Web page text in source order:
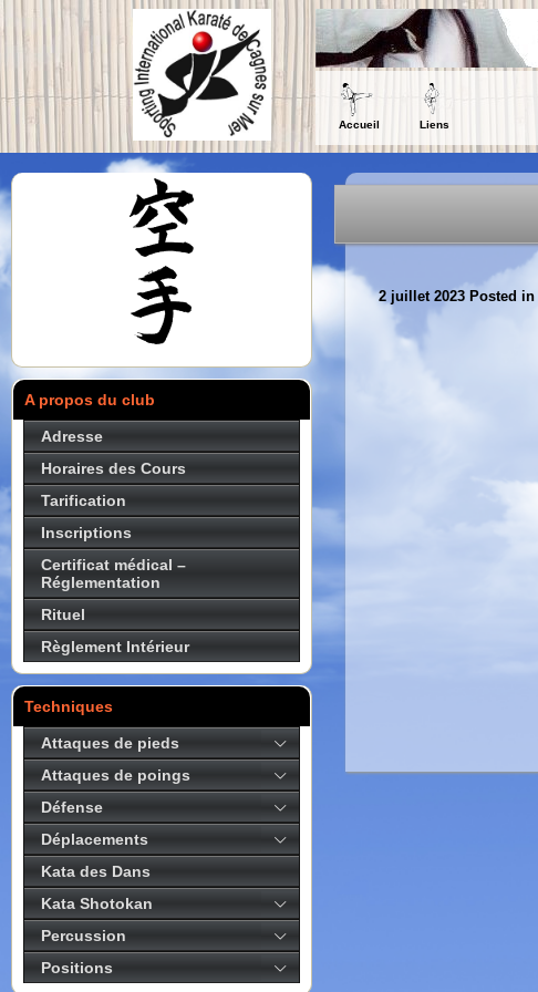
Accueil Liens
A propos du club
Adresse
Horaires des Cours
Tarification
Inscriptions
Certificat médical –
Réglementation
Rituel
Règlement Intérieur
Techniques
Attaques de pieds
Attaques de poings
Défense
Déplacements
Kata des Dans
Kata Shotokan
Percussion
Positions
2 juillet 2023 Posted in